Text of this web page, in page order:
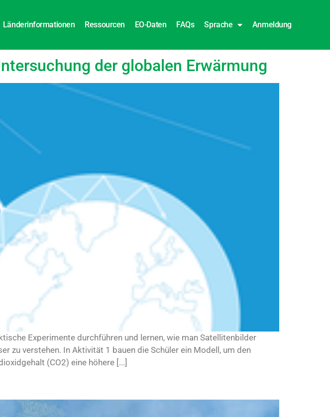
Länderinformationen Ressourcen EO-Daten FAQs Sprache Anmeldung
der globalen Erwärmung
Experimente durchführen und lernen, wie man Satellitenbilder
zu verstehen. In Aktivität 1 bauen die Schüler ein Modell, um den
(CO2) eine höhere [...]